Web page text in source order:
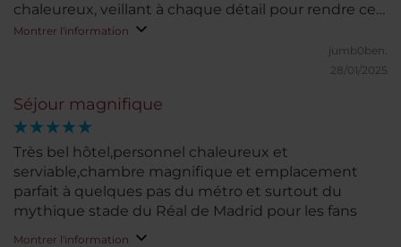
chaleureux, veillant à chaque détail pour rendre ce
moment unique. La nourriture était délicieuse, et
l’expérience globale a dépassé nos attentes. Un
Montrer l'information
jumb0ben.
28/01/2025
Séjour magnifique
Très bel hôtel,personnel chaleureux et
serviable,chambre magnifique et emplacement
parfait à quelques pas du métro et surtout du
mythique stade du Réal de Madrid pour les fans
Montrer l'information